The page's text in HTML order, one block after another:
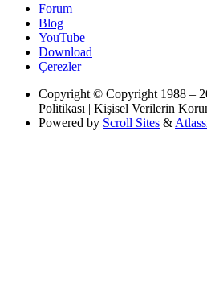
Forum
Blog
YouTube
Download
Çerezler
Copyright © Copyright 1988 –
Politikası | Kişisel Verilerin
Powered by Scroll Sites &